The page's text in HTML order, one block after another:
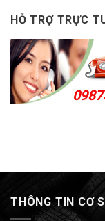
HỖ TRỢ TRỰC
THÔNG TIN CƠ